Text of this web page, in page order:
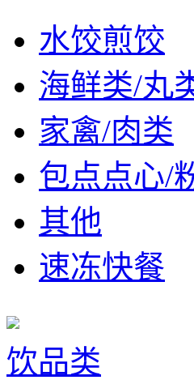
水饺煎饺
海鲜类/丸
家禽/肉类
包点点心/
其他
速冻快餐
饮品类